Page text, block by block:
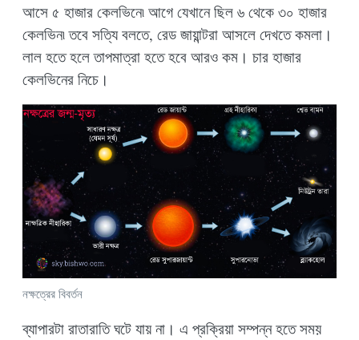
আসে ৫ হাজার কেলভিনে৷ আগে যেখানে ছিল ৬ থেকে ৩০ হাজার
কেলভিন৷ তবে সত্যি বলতে, রেড জায়ান্টরা আসলে দেখতে কমলা।
লাল হতে হলে তাপমাত্রা হতে হবে আরও কম। চার হাজার
কেলভিনের নিচে।
নক্ষত্রের বিবর্তন
ব্যাপারটা রাতারাতি ঘটে যায় না। এ প্রক্রিয়া সম্পন্ন হতে সময়